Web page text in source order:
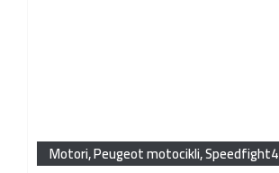
Motori,Peugeot motocikli,Speedfight4